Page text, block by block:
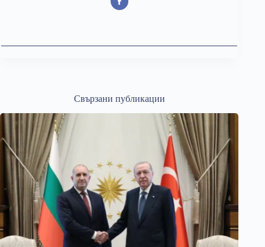
Свързани публикации